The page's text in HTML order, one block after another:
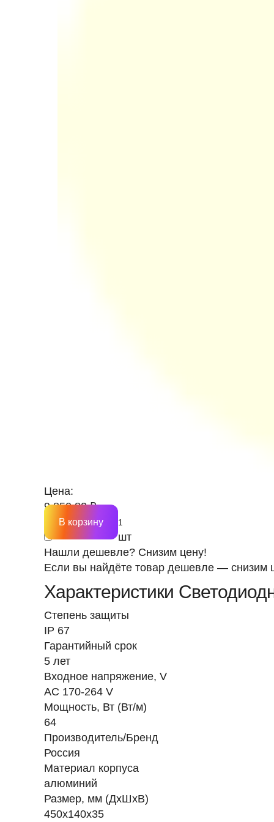
Цена:
9 850.82 ₽
шт
В корзину
Нашли дешевле? Снизим цену!
Если вы найдёте товар дешевле — снизим
Характеристики
Степень защиты
IP 67
Гарантийный срок
5 лет
Входное напряжение, V
AC 170-264 V
Мощность, Вт (Вт/м)
64
Производитель/Бренд
Россия
Материал корпуса
алюминий
Размер, мм (ДхШхВ)
450х140х35